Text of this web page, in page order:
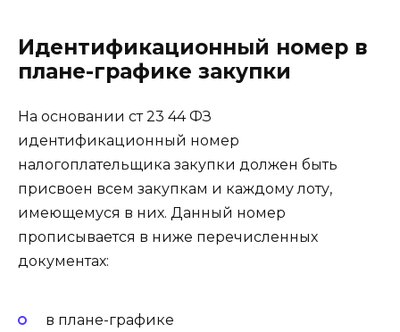
Идентификационный номер в
плане-графике закупки
На основании ст 23 44 ФЗ
идентификационный номер
налогоплательщика закупки должен быть
присвоен всем закупкам и каждому лоту,
имеющемуся в них. Данный номер
прописывается в ниже перечисленных
документах:
в плане-графике